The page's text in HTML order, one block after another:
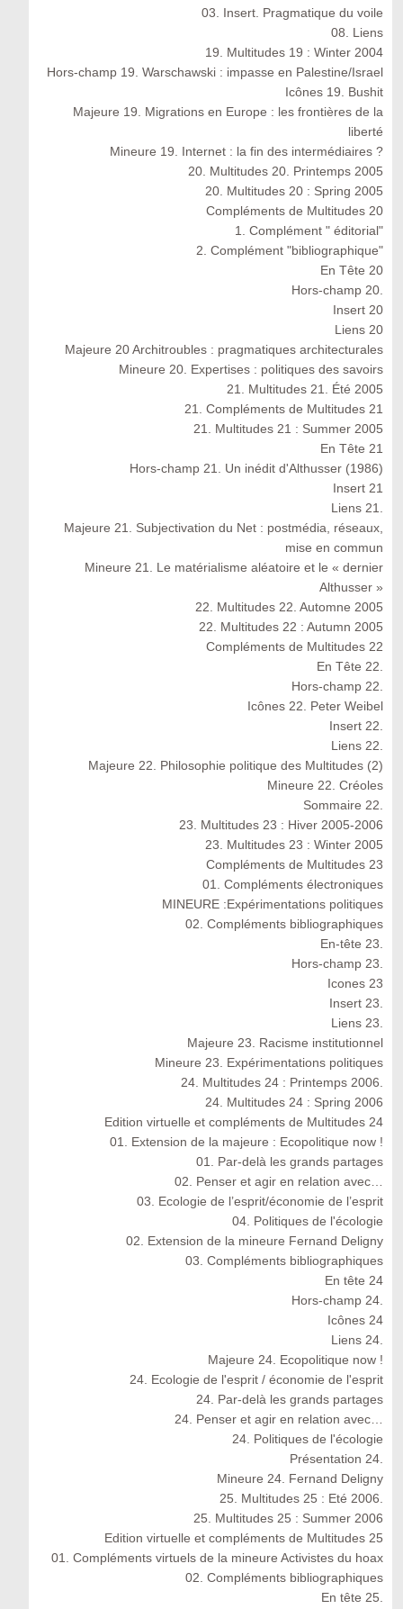
03. Insert. Pragmatique du voile
08. Liens
19. Multitudes 19 : Winter 2004
Hors-champ 19. Warschawski : impasse en Palestine/Israel
Icônes 19. Bushit
Majeure 19. Migrations en Europe : les frontières de la
liberté
Mineure 19. Internet : la fin des intermédiaires ?
20. Multitudes 20. Printemps 2005
20. Multitudes 20 : Spring 2005
Compléments de Multitudes 20
1. Complément " éditorial"
2. Complément "bibliographique"
En Tête 20
Hors-champ 20.
Insert 20
Liens 20
Majeure 20 Architroubles : pragmatiques architecturales
Mineure 20. Expertises : politiques des savoirs
21. Multitudes 21. Été 2005
21. Compléments de Multitudes 21
21. Multitudes 21 : Summer 2005
En Tête 21
Hors-champ 21. Un inédit d'Althusser (1986)
Insert 21
Liens 21.
Majeure 21. Subjectivation du Net : postmédia, réseaux,
mise en commun
Mineure 21. Le matérialisme aléatoire et le « dernier
Althusser »
22. Multitudes 22. Automne 2005
22. Multitudes 22 : Autumn 2005
Compléments de Multitudes 22
En Tête 22.
Hors-champ 22.
Icônes 22. Peter Weibel
Insert 22.
Liens 22.
Majeure 22. Philosophie politique des Multitudes (2)
Mineure 22. Créoles
Sommaire 22.
23. Multitudes 23 : Hiver 2005-2006
23. Multitudes 23 : Winter 2005
Compléments de Multitudes 23
01. Compléments électroniques
MINEURE :Expérimentations politiques
02. Compléments bibliographiques
En-tête 23.
Hors-champ 23.
Icones 23
Insert 23.
Liens 23.
Majeure 23. Racisme institutionnel
Mineure 23. Expérimentations politiques
24. Multitudes 24 : Printemps 2006.
24. Multitudes 24 : Spring 2006
Edition virtuelle et compléments de Multitudes 24
01. Extension de la majeure : Ecopolitique now !
01. Par-delà les grands partages
02. Penser et agir en relation avec…
03. Ecologie de l’esprit/économie de l’esprit
04. Politiques de l'écologie
02. Extension de la mineure Fernand Deligny
03. Compléments bibliographiques
En tête 24
Hors-champ 24.
Icônes 24
Liens 24.
Majeure 24. Ecopolitique now !
24. Ecologie de l'esprit / économie de l'esprit
24. Par-delà les grands partages
24. Penser et agir en relation avec…
24. Politiques de l'écologie
Présentation 24.
Mineure 24. Fernand Deligny
25. Multitudes 25 : Eté 2006.
25. Multitudes 25 : Summer 2006
Edition virtuelle et compléments de Multitudes 25
01. Compléments virtuels de la mineure Activistes du hoax
02. Compléments bibliographiques
En tête 25.